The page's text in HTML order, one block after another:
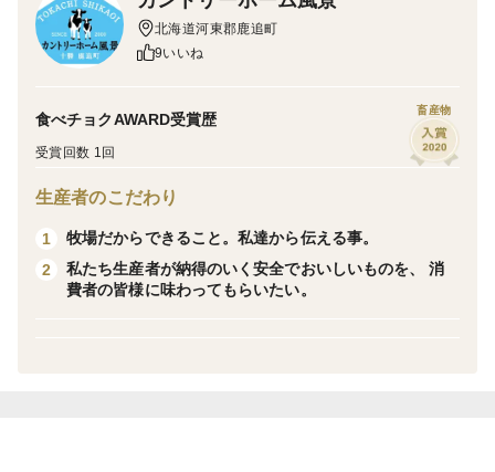
自社牧場の生乳を使ったカントリーホーム風景自慢の
ヨーグルト
【草原のヨーグルト でーでーぽっぽ】はノンホモタイ
プで作るためクリーミーで、しっかりとした口当たり
生乳本来の味わいと、ほのかな酸味のプレーンタイプは
そのまま食べて頂いたり、果物や蜂蜜などの甘味料と相
性抜群です。
北海道河東郡鹿追町
9いいね
食べチョクAWARD受賞歴
受賞回数 1回
畜産物
生産者のこだわり
1
牧場だからできること。私達から伝える事。
2
私たち生産者が納得のいく安全でおいしいものを、 消
費者の皆様に味わってもらいたい。